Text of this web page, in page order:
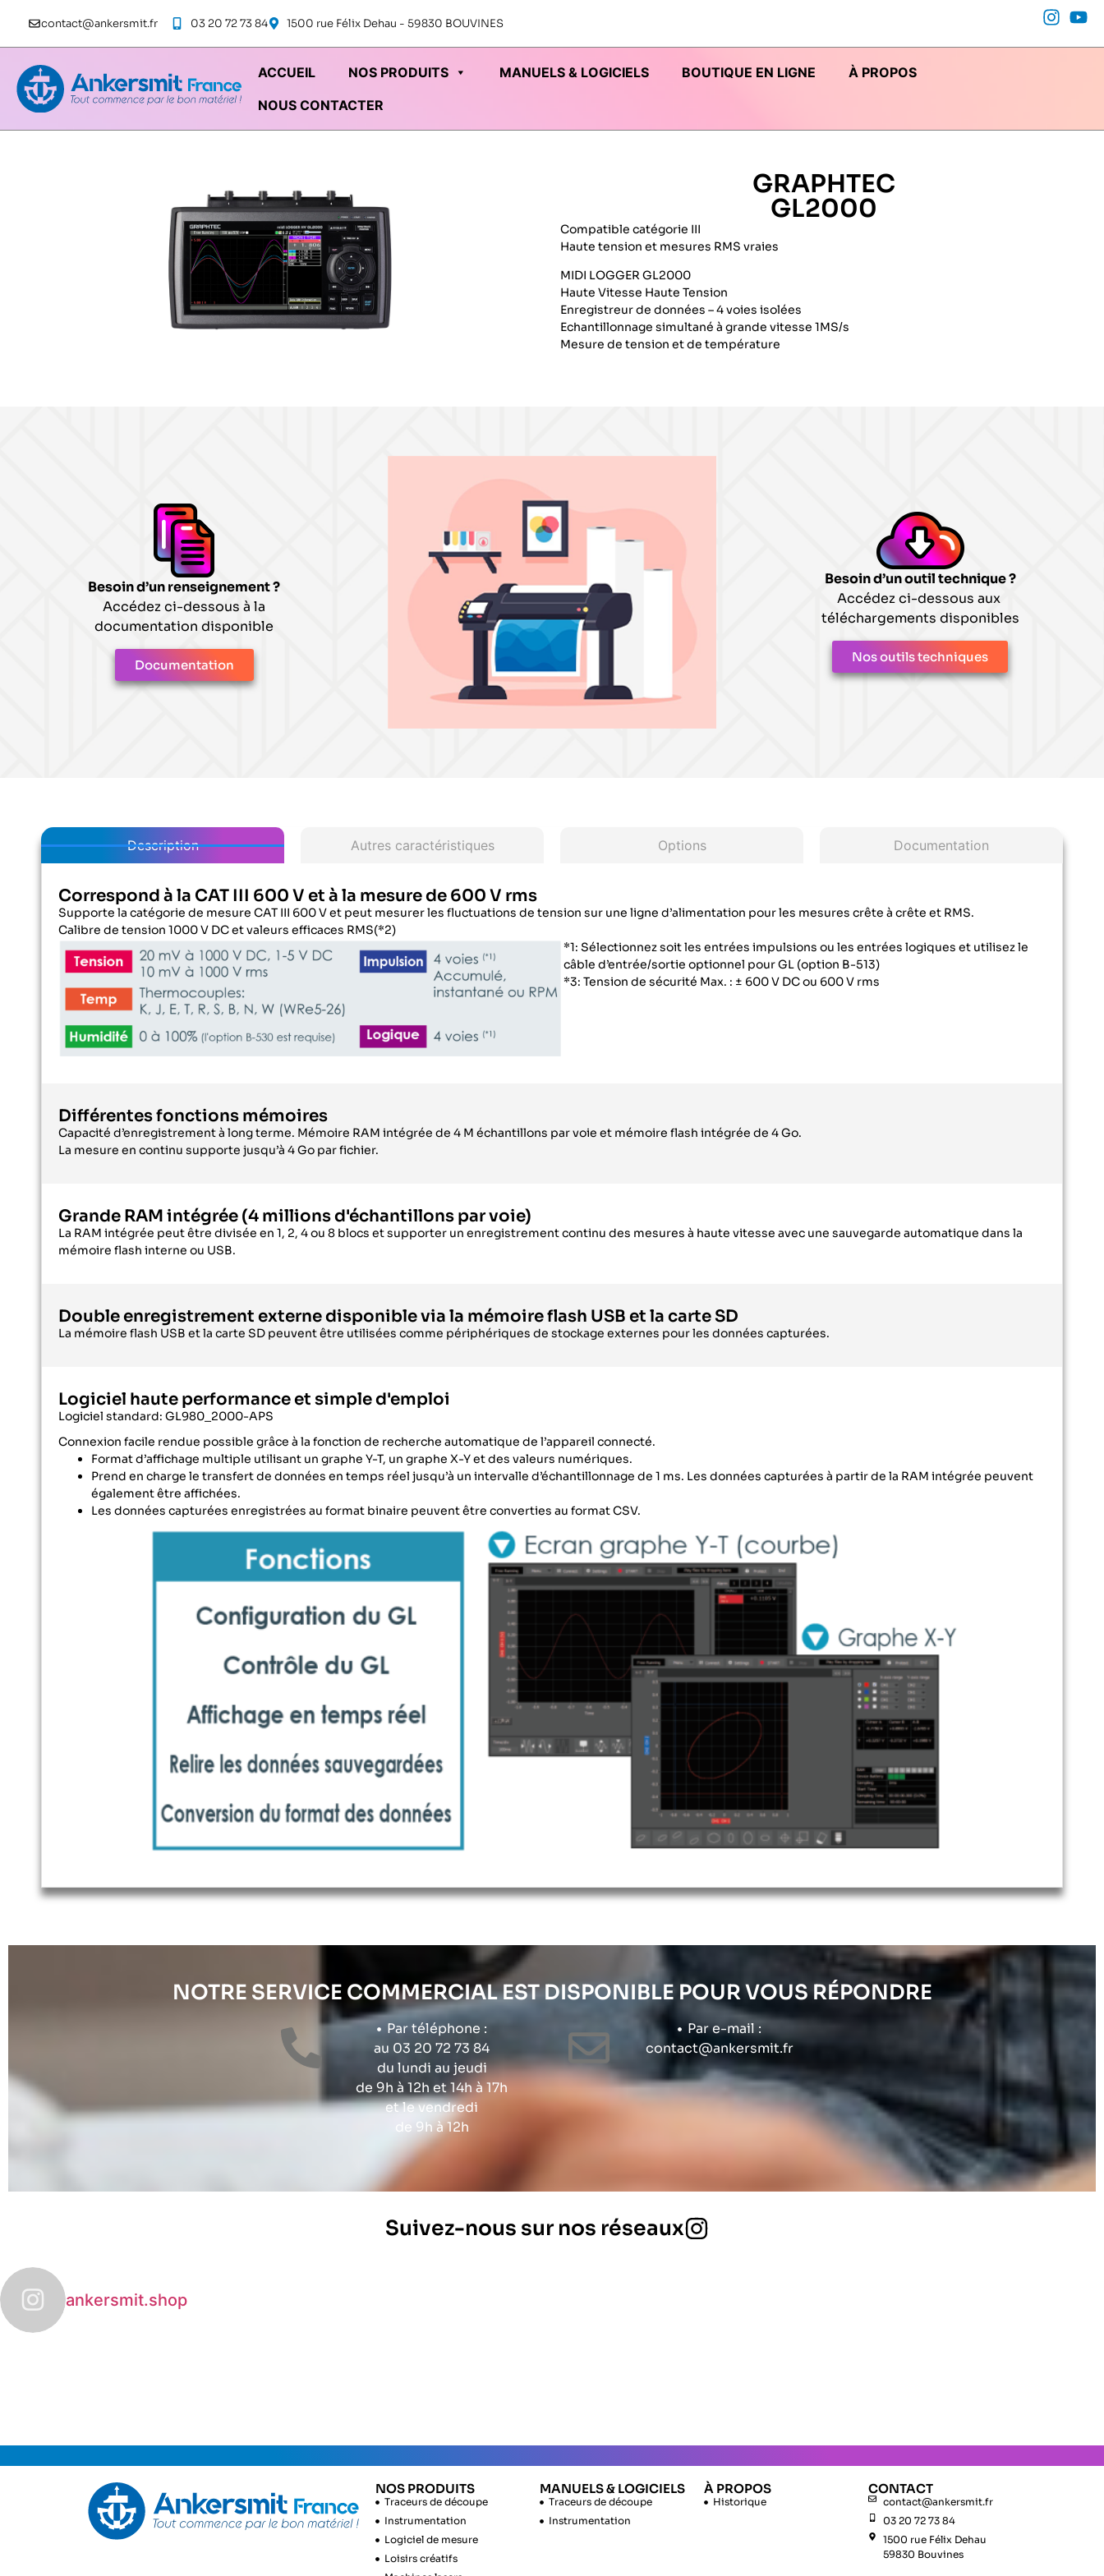
contact@ankersmit.fr 03 20 72 73 84 1500 rue Félix Dehau - 59830 BOUVINES
ACCUEIL NOS PRODUITS MANUELS & LOGICIELS BOUTIQUE EN LIGNE
À PROPOS
NOUS CONTACTER
GRAPHTEC
GL2000
Compatible catégorie III
Haute tension et mesures RMS vraies
MIDI LOGGER GL2000
Haute Vitesse Haute Tension
Enregistreur de données – 4 voies isolées
Echantillonnage simultané à grande vitesse 1MS/s
Mesure de tension et de température
Besoin d’un renseignement ?
Accédez ci-dessous à la
documentation disponible
Documentation
Besoin d’un outil technique ?
Accédez ci-dessous aux
téléchargements disponibles
Nos outils techniques
Description Autres caractéristiques Options Documentation
Correspond à la CAT III 600 V et à la mesure de 600 V rms
Supporte la catégorie de mesure CAT III 600 V et peut mesurer les fluctuations de tension sur une ligne d’alimentation pour les mesures crête à crête et RMS.
Calibre de tension 1000 V DC et valeurs efficaces RMS(*2)
*1: Sélectionnez soit les entrées impulsions ou les entrées logiques et utilisez le
câble d’entrée/sortie optionnel pour GL (option B-513)
*3: Tension de sécurité Max. : ± 600 V DC ou 600 V rms
Différentes fonctions mémoires
Capacité d’enregistrement à long terme. Mémoire RAM intégrée de 4 M échantillons par voie et mémoire flash intégrée de 4 Go.
La mesure en continu supporte jusqu’à 4 Go par fichier.
Grande RAM intégrée (4 millions d'échantillons par voie)
La RAM intégrée peut être divisée en 1, 2, 4 ou 8 blocs et supporter un enregistrement continu des mesures à haute vitesse avec une sauvegarde automatique dans la
mémoire flash interne ou USB.
Double enregistrement externe disponible via la mémoire flash USB et la carte SD
La mémoire flash USB et la carte SD peuvent être utilisées comme périphériques de stockage externes pour les données capturées.
Logiciel haute performance et simple d'emploi
Logiciel standard: GL980_2000-APS
Connexion facile rendue possible grâce à la fonction de recherche automatique de l’appareil connecté.
Format d’affichage multiple utilisant un graphe Y-T, un graphe X-Y et des valeurs numériques.
Prend en charge le transfert de données en temps réel jusqu’à un intervalle d’échantillonnage de 1 ms. Les données capturées à partir de la RAM intégrée peuvent
également être affichées.
Les données capturées enregistrées au format binaire peuvent être converties au format CSV.
NOTRE SERVICE COMMERCIAL EST DISPONIBLE POUR VOUS RÉPONDRE
Par téléphone :
au 03 20 72 73 84
du lundi au jeudi
de 9h à 12h et 14h à 17h
et le vendredi
de 9h à 12h
Par e-mail :
contact@ankersmit.fr
Suivez-nous sur nos réseaux
ankersmit.shop
NOS PRODUITS
Traceurs de découpe
Instrumentation
Logiciel de mesure
Loisirs créatifs
MANUELS & LOGICIELS
Traceurs de découpe
Instrumentation
À PROPOS
Historique
CONTACT
contact@ankersmit.fr
03 20 72 73 84
1500 rue Félix Dehau
59830 Bouvines